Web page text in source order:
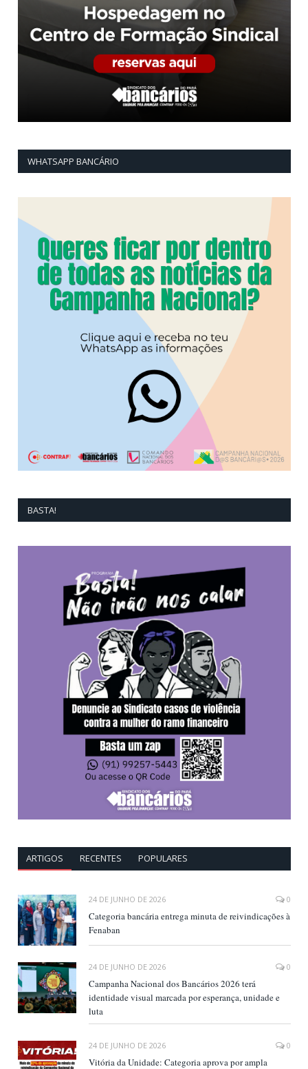
WHATSAPP BANCÁRIO
BASTA!
ARTIGOS RECENTES POPULARES
24 DE JUNHO DE 2026 0
Categoria bancária entrega minuta de reivindicações à
Fenaban
24 DE JUNHO DE 2026 0
Campanha Nacional dos Bancários 2026 terá
identidade visual marcada por esperança, unidade e
luta
24 DE JUNHO DE 2026 0
Vitória da Unidade: Categoria aprova por ampla